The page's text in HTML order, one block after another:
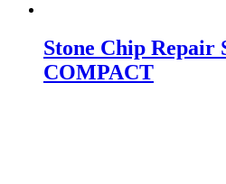
Stone Chip Repair
COMPACT